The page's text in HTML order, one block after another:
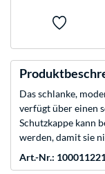
Das schlanke,
verfügt über einen
Schutzkappe kann
werden, damit sie
Art.-Nr.: